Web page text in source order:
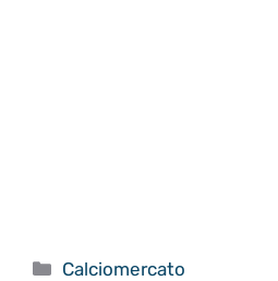
Categorie
Calciomercato